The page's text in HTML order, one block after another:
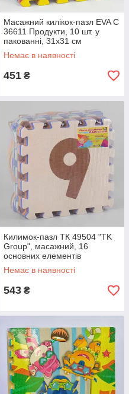
Масажний килікок-пазл EVA C
36611 Продукти, 10 шт. у
пакованні, 31х31 см
Немає в наявності
451 ₴
Килимок-пазл ТК 49504 "TK
Group", масажний, 16
основних елементів
Немає в наявності
543 ₴